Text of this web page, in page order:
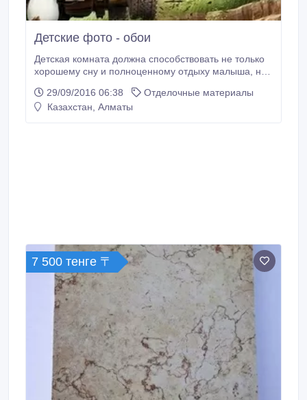
Детские фото - обои
Детская комната должна способствовать не только
хорошему сну и полноценному отдыху малыша, но
Детские фото обои – это отличная возможность
превратить обыкновенные жилые стены в реальное,
29/09/2016 06:38
Отделочные материалы
Казахстан, Алматы
7 500 тенге 〒